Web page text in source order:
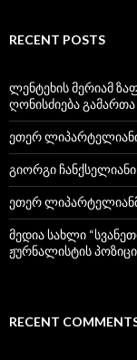
RECENT POSTS
ლენტეხის მერიამ
ღონისძიება გამართა
ეთერ
გიორგი
ეთერ
მედია სახლი
ჟურნალისტის
RECENT